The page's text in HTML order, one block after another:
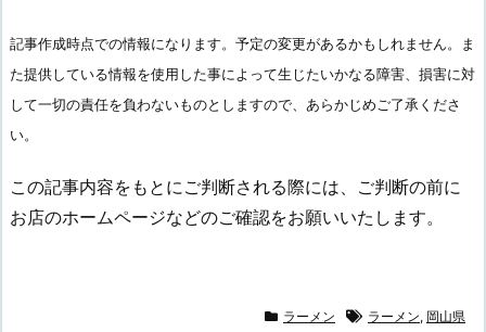
記事作成時点での情報になります。予定の変更があるかもしれません。ま
た提供している情報を使用した事によって生じたいかなる障害、損害に対
して一切の責任を負わないものとしますので、あらかじめご了承くださ
い。
この記事内容をもとにご判断される際には、ご判断の前に
お店のホームページなどのご確認をお願いいたします。
ラーメン ラーメン, 岡山県